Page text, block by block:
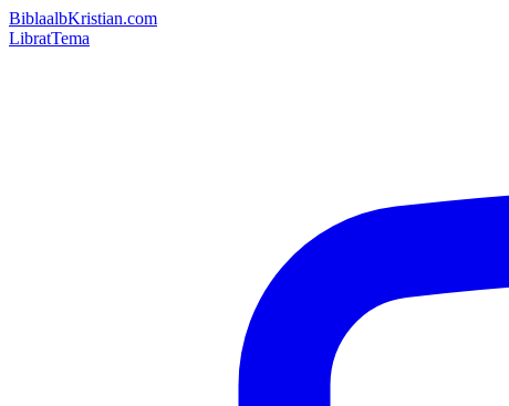
BiblaalbKristian.com
LibratTema